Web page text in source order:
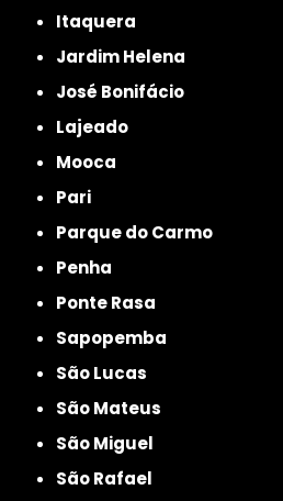
Itaquera
Jardim Helena
José Bonifácio
Lajeado
Mooca
Pari
Parque do Carmo
Penha
Ponte Rasa
Sapopemba
São Lucas
São Mateus
São Miguel
São Rafael